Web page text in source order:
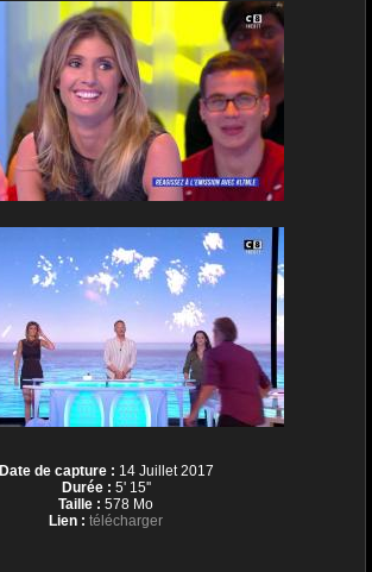
Date de capture : 14 Juillet 2017
Durée : 5' 15''
Taille : 578 Mo
Lien : télécharger